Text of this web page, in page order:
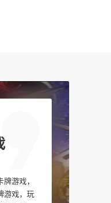
游戏，
游戏，玩